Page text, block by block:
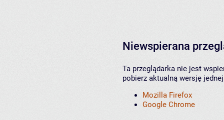
Niewspierana
Ta przeglądarka nie jest
pobierz aktualną wersję
Mozilla Firefox
Google Chrome